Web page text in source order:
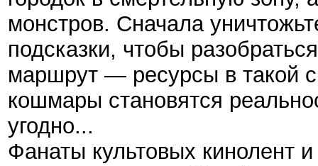
монстров. Сначала
подсказки, чтобы
маршрут — ресурсы в такой
кошмары становятся
угодно...
Фанаты культовых кинолент